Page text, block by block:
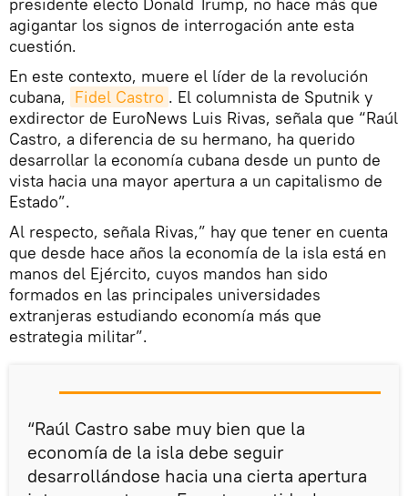
agigantar los signos de interrogación ante esta
cuestión.
En este contexto, muere el líder de la revolución
cubana, Fidel Castro . El columnista de Sputnik y
exdirector de EuroNews Luis Rivas, señala que “Raúl
Castro, a diferencia de su hermano, ha querido
desarrollar la economía cubana desde un punto de
vista hacia una mayor apertura a un capitalismo de
Estado”.
Al respecto, señala Rivas,” hay que tener en cuenta
que desde hace años la economía de la isla está en
manos del Ejército, cuyos mandos han sido
formados en las principales universidades
extranjeras estudiando economía más que
estrategia militar”.
“Raúl Castro sabe muy bien que la
economía de la isla debe seguir
desarrollándose hacia una cierta apertura